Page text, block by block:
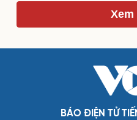
Xem
BÁO ĐIỆN TỬ